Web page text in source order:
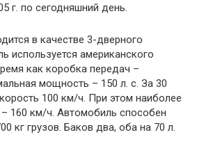
г. по сегодняшний день.
в качестве 3-дверного
используется американского
как коробка передач –
мощность – 150 л. с. За 30
100 км/ч. При этом наиболее
160 км/ч. Автомобиль способен
кг грузов. Баков два, оба на 70 л.